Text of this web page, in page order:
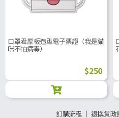
口罩君厚板造型電子票證（我是貓
咪不怕病毒）
$250
訂購流程 │ 退換貨政